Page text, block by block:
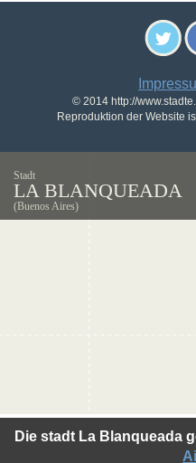
© 2014 http://
Reproduktion der Website
Stadt
LA BLANQUEADA
(Buenos Aires)
Die stadt La Blanqueada